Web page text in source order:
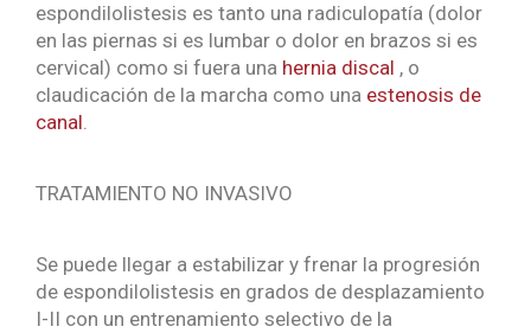
espondilolistesis es tanto una radiculopatía (dolor
en las piernas si es lumbar o dolor en brazos si es
cervical) como si fuera una hernia discal , o
claudicación de la marcha como una estenosis de
canal.
TRATAMIENTO NO INVASIVO
Se puede llegar a estabilizar y frenar la progresión
de espondilolistesis en grados de desplazamiento
I-II con un entrenamiento selectivo de la